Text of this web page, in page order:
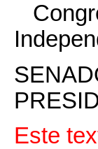
Este